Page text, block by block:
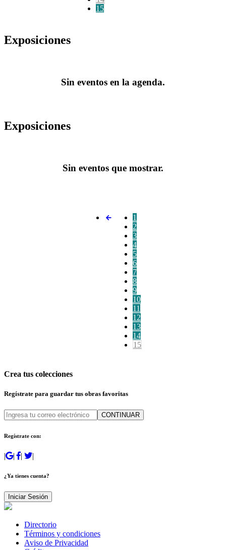
15
Exposiciones
Sin eventos en la agenda.
Exposiciones
Sin eventos que mostrar.
1
2
3
4
5
6
7
8
9
10
11
12
13
14
15
Crea tus colecciones
Regístrate para guardar tus obras favoritas
CONTINUAR
Regístrate con:
| | | |
¿Ya tienes cuenta?
Iniciar Sesión
Directorio
Términos y condiciones
Aviso de Privacidad